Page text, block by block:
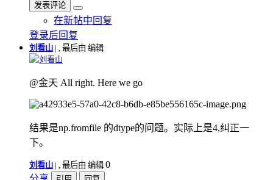
发表评论
在新帖中回复
登录后回复
刘看山 | , 最后由 编辑
刘看山
@金天 All right. Here we go
结果是np.fromfile 的dtype的问题。实际上是4,纠正一
下。
刘看山 | , 最后由 编辑 0